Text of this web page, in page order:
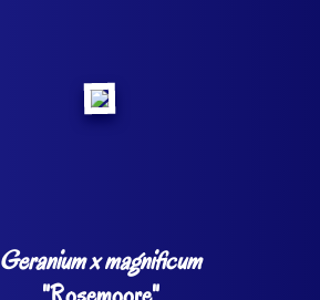
Geranium x magnificum